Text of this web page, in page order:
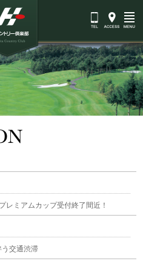
ミアムカップ受付終了間近！
交通渋滞